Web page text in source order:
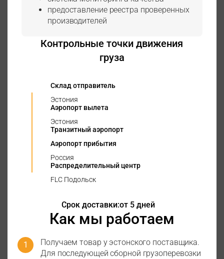
предоставление реестра проверенных
производителей
Контрольные точки движения
груза
Склад отправитель
Эстония
Аэропорт вылета
Эстония
Транзитный аэропорт
Аэропорт прибытия
Россия
Распределительный центр
FLC Подольск
Срок доставки:от 5 дней
Как мы работаем
Получаем товар у эстонского поставщика.
Для последующей сборной грузоперевозки